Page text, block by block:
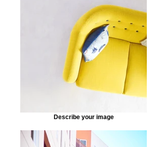
Describe your image